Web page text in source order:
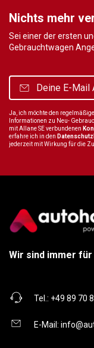
Nichts mehr
Sei einer der ersten
Gebrauchtwagen
Ja, ich möchte den
Informationen zu Neu-
mit Allane SE verbundenen
erfahre ich in den
jederzeit mit Wirkung für die
Wir sind immer für
Tel.: +49 89 70
E-Mail: